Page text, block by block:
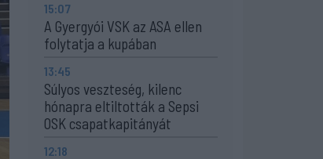
15:07
A Gyergyói VSK az ASA ellen
folytatja a kupában
13:45
Súlyos veszteség, kilenc
hónapra eltiltották a Sepsi
OSK csapatkapitányát
12:18